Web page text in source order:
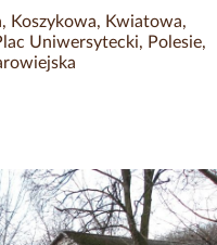
Koszykowa, Kwiatowa,
Uniwersytecki, Polesie,